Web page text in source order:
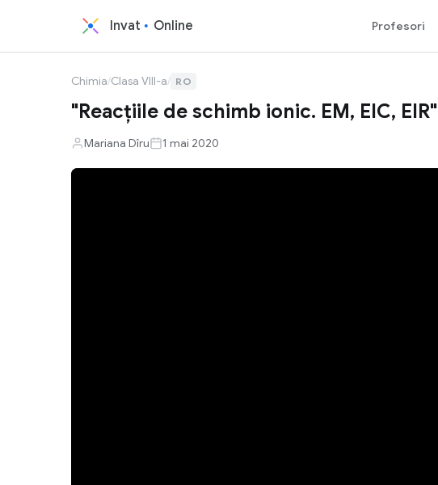
Invat Online Profesori
Chimia/Clasa VIII-a/ RO
"Reacţiile de schimb ionic. EM, EIC, EIR"
Mariana Dîru 1 mai 2020